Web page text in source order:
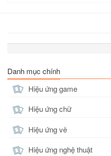
Danh mục chính
Hiệu ứng game
Hiệu ứng chữ
Hiệu ứng vẽ
Hiệu ứng nghệ thuật